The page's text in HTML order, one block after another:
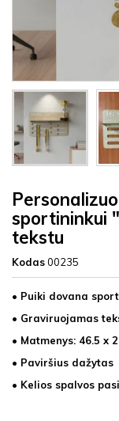
sportininkui
tekstu
Kodas00235
• Puiki dovana
• Graviruojamas
• Matmenys: 46.5 x
• Paviršius dažytas
• Kelios spalvos